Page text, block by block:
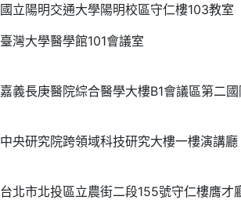
國立陽明交通大學陽明校區守仁樓103教室
臺灣大學醫學館101會議室
嘉義長庚醫院綜合醫學大樓B1會議區第二
中央研究院跨領域科技研究大樓一樓演講廳
台北市北投區立農街二段155號守仁樓膺才